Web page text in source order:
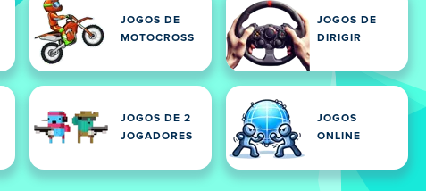
JOGOS DE
MOTOCROSS
JOGOS DE
DIRIGIR
JOGOS DE 2
JOGADORES
JOGOS
ONLINE